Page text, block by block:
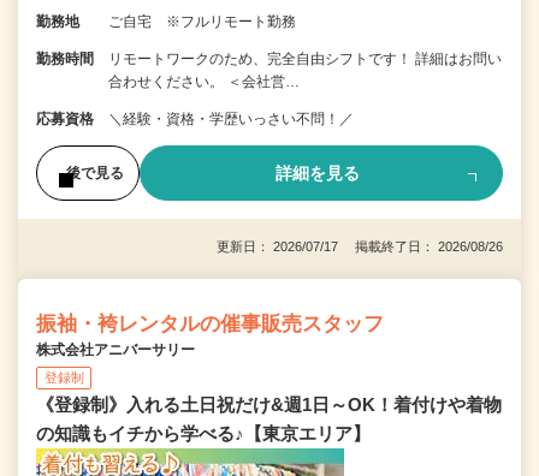
勤務地 ご自宅 ※フルリモート勤務
勤務時間
リモートワークのため、完全自由シフトです！ 詳細はお問い
合わせください。 ＜会社営…
応募資格 ＼経験・資格・学歴いっさい不問！／
後で見る 詳細を見る
更新日： 2026/07/17 掲載終了日： 2026/08/26
振袖・袴レンタルの催事販売スタッフ
株式会社アニバーサリー
登録制
《登録制》入れる土日祝だけ&週1日～OK！着付けや着物
の知識もイチから学べる♪【東京エリア】